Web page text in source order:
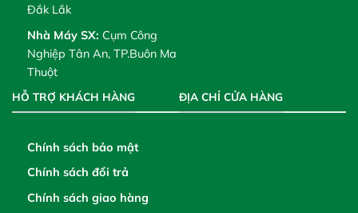
Đắk Lắk
Nhà Máy SX: Cụm Công
Nghiệp Tân An, TP.Buôn Ma
Thuột
HỖ TRỢ KHÁCH HÀNG
Chính sách bảo mật
Chính sách đổi trả
Chính sách giao hàng
ĐỊA CHỈ CỬA HÀNG